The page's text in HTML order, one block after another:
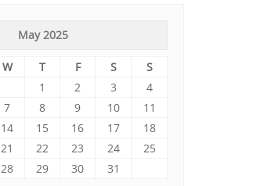
May 2025
W T F S
S
1
2 3
4
7 8 9 10
11
14 15 16 17
18
21 22 23 24
25
28 29 30 31